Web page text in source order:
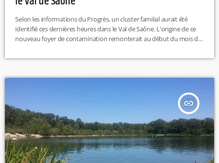
Selon les informations du Progrès, un cluster familial aurait été
identifié ces dernières heures dans le Val de Saône. L'origine de ce
nouveau foyer de contamination remonterait au début du mois de
communes du secteur.18 cas auraient été enregistrés. Au total, une
casser les chaînes de contamination.Le quotidien précise […]
insert_link